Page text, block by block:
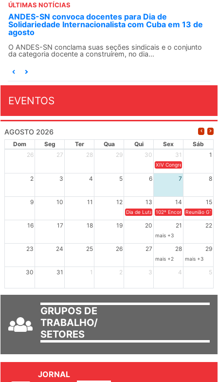
ÚLTIMAS NOTÍCIAS
ANDES-SN convoca docentes para Dia de
Solidariedade Internacionalista com Cuba em 13 de
agosto
O ANDES-SN conclama suas seções sindicais e o conjunto
da categoria docente a construírem, no dia...
EVENTOS
AGOSTO 2026
Dom Seg Ter Qua Qui Sex
Sáb
26
27 28 29 30 31 1
XIV Congresso Brasileiro
2 3 4 5 6 7 8
9 10 11 12 13 14 15
Dia de Luta em Defesa de Cuba e da
102º Encontro da
Reunião
16 17 18 19 20 21 22
mais +3
23 24 25 26 27 28 29
mais +2 mais +3
30 31 1 2 3 4 5
GRUPOS DE
TRABALHO/
SETORES
JORNAL